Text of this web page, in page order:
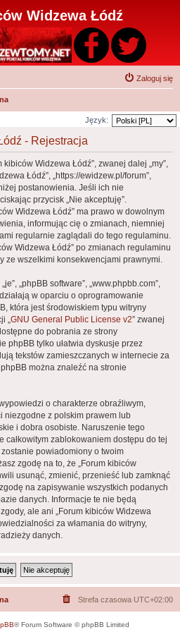
Widzewa Łódź
Zaloguj się
Język:
- Rejestracja
Widzewa Łódź”, zwanej dalej „my”,
Łódź”, „https://ewidzew.pl/forum”,
postanowienia. Jeśli ich nie
przycisk „Nie akceptuję”.
Widzewa Łódź” ma prawo w dowolnym
informując cię o zmianach, niemniej
regularnie zaglądali do tego regulaminu.
Widzewa Łódź” po zmianach regulaminu
ze wszelkimi konsekwencjami prawnymi.
„phpBB software”, „www.phpbb.com”,
w oparciu o oprogramowanie
która jest środowiskiem typu witryny
„GNU General Public License v2” zwanej
do pobrania ze strony
phpBB tylko ułatwia dyskusje przez
tekstów zamieszczanych w internecie za
można znaleźć na stronie
o charakterze obraźliwym,
niezgodne z polskim prawem lub
i dobra osobiste. Naruszenie tego
całkowitym zablokowaniem dostępu do tej
powiadomiony o twoim
zgodę na to, że „Forum kibiców
usunąć, zmienić, przenieść lub zamknąć
na zapisywanie wszystkich podanych
danych. Informacje te nie będą
ale ani „Forum kibiców Widzewa
za włamania do witryny,
danych.
Strefa czasowa UTC+02:00
® Forum Software © phpBB Limited